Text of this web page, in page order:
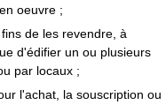
oeuvre ;
de les revendre, à
d'édifier un ou plusieurs
par locaux ;
l'achat, la souscription ou